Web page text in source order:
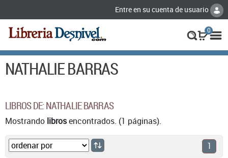
Entre en su cuenta de usuario
0
NATHALIE BARRAS
LIBROS DE: NATHALIE BARRAS
Mostrando librosencontrados. (1 páginas).
1